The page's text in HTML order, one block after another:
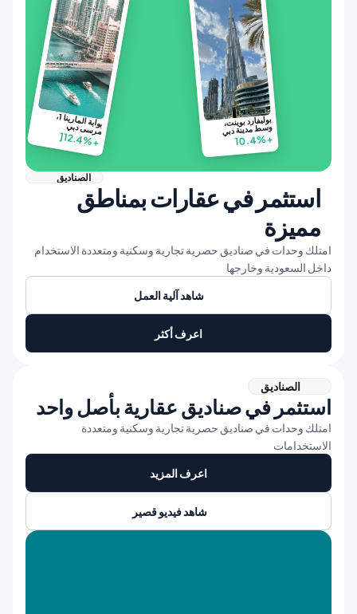
الصناديق
مميزة
داخل السعودية وخارجها
شاهد آلية العمل
اعرف أكثر
بوابة المارينا 1،
مرسى دبي
+
12.4% [
وسط مدينة دبي
+10.4%
الصناديق
استثمر في صناديق عقارية بأصل واحد
الاستخدامات
اعرف المزيد
شاهد فيديو قصير